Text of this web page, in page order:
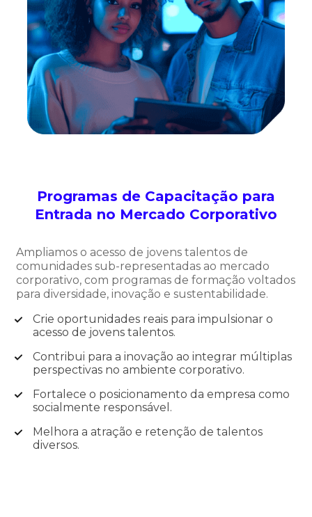
Programas de Capacitação para
Entrada no Mercado Corporativo
Ampliamos o acesso de jovens talentos de
comunidades sub-representadas ao mercado
corporativo, com programas de formação voltados
para diversidade, inovação e sustentabilidade.
Crie oportunidades reais para impulsionar o
acesso de jovens talentos.
Contribui para a inovação ao integrar múltiplas
perspectivas no ambiente corporativo.
Fortalece o posicionamento da empresa como
socialmente responsável.
Melhora a atração e retenção de talentos
diversos.